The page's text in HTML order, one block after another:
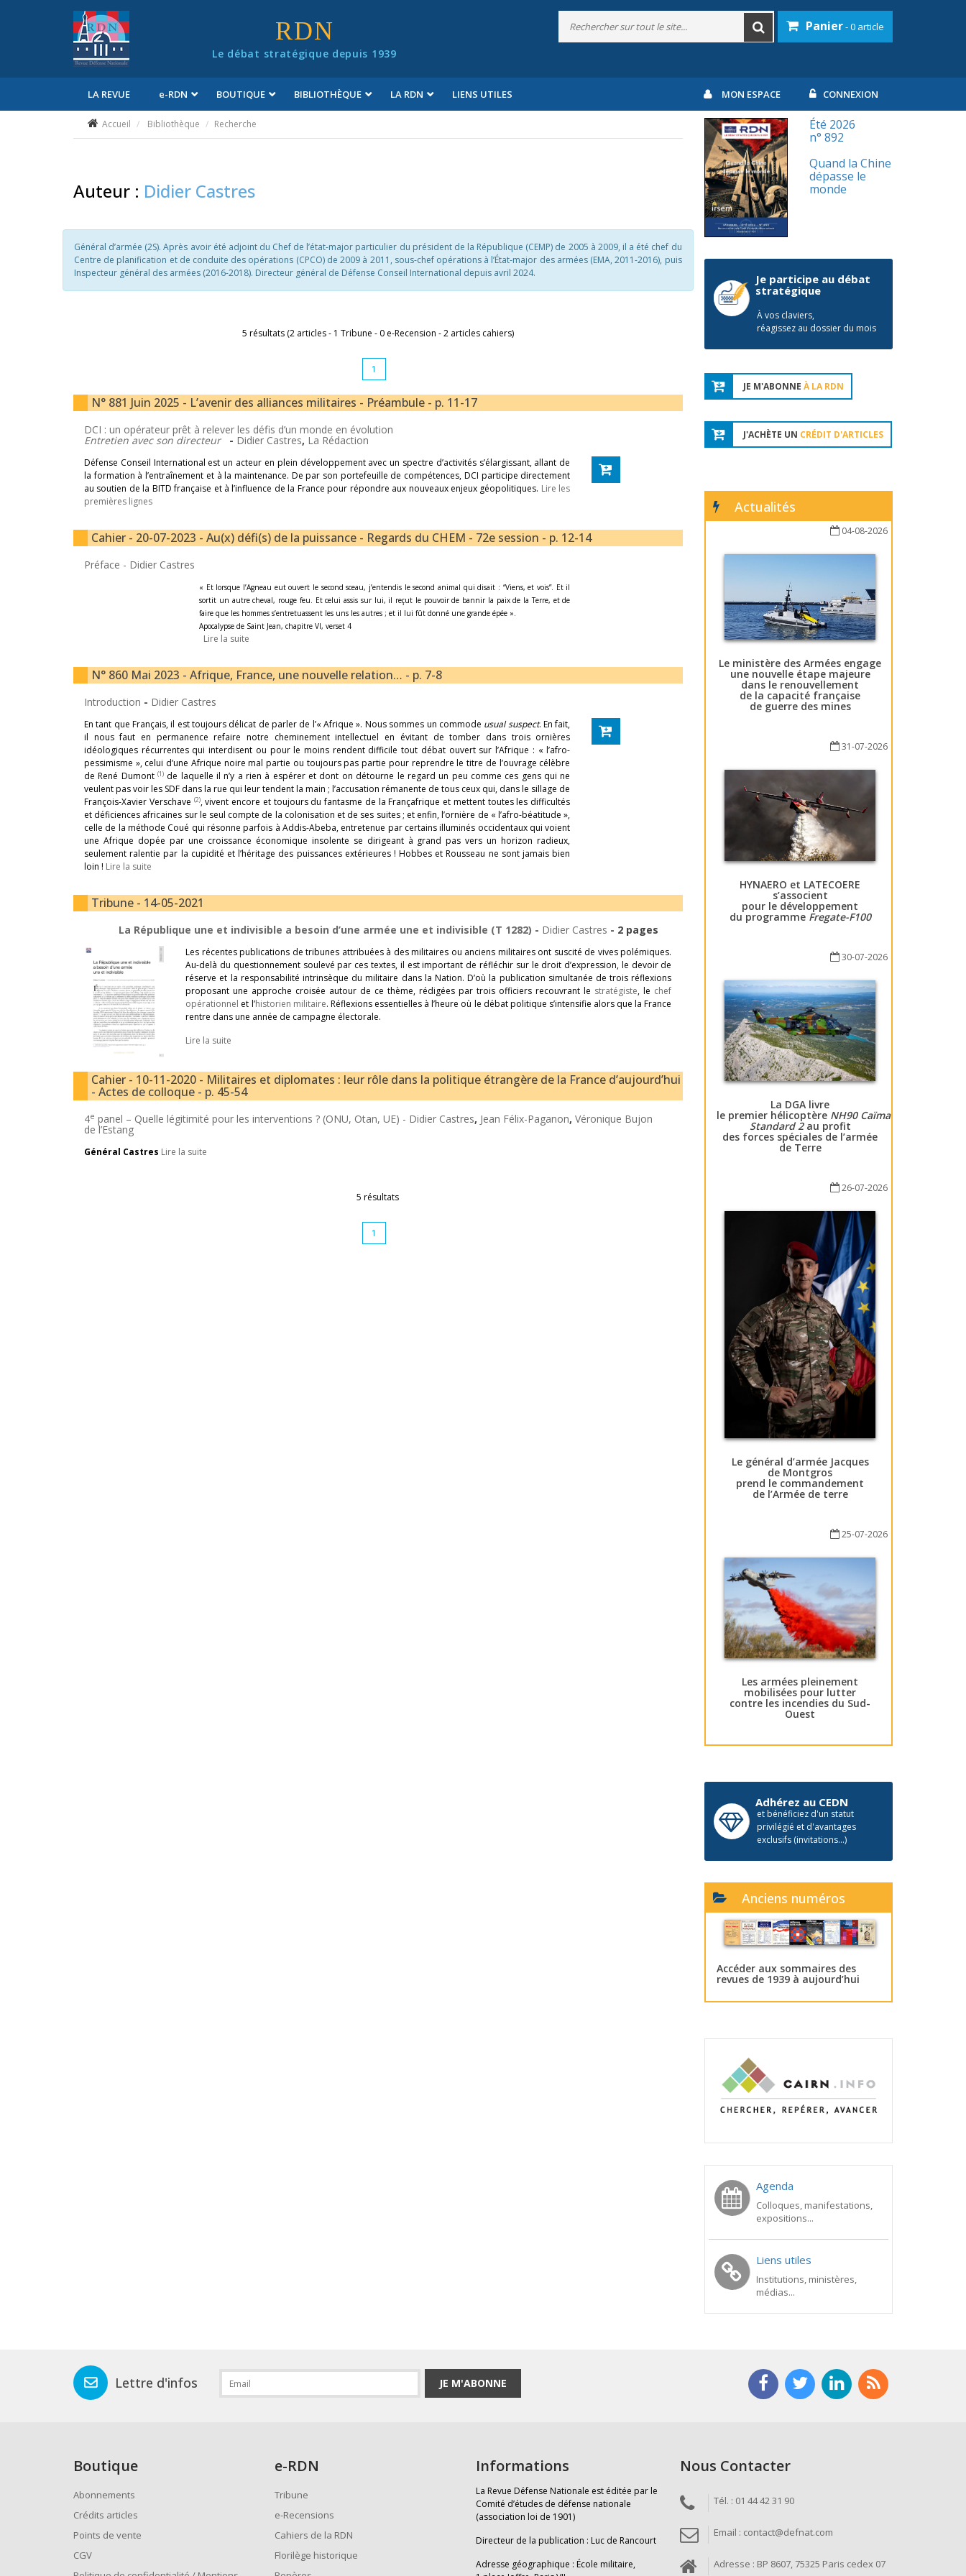
RDN
Le débat stratégique depuis 1939
Panier- 0 article
LA REVUE e-RDN BOUTIQUE BIBLIOTHÈQUE LA RDN LIENS UTILES MON ESPACE CONNEXION
Accueil Bibliothèque Recherche
Auteur : Didier Castres
Général d’armée (2S). Après avoir été adjoint du Chef de l’état-major particulier du président de la République (CEMP) de 2005 à 2009, il a été chef du
Centre de planification et de conduite des opérations (CPCO) de 2009 à 2011, sous-chef opérations à l’État-major des armées (EMA, 2011-2016), puis
Inspecteur général des armées (2016-2018). Directeur général de Défense Conseil International depuis avril 2024.
5 résultats (2 articles - 1 Tribune - 0 e-Recension - 2 articles cahiers)
1
N° 881 Juin 2025 - L’avenir des alliances militaires - Préambule - p. 11-17
DCI : un opérateur prêt à relever les défis d’un monde en évolution
Entretien avec son directeur - Didier Castres, La Rédaction
Défense Conseil International est un acteur en plein développement avec un spectre d’activités s’élargissant, allant de
la formation à l’entraînement et à la maintenance. De par son portefeuille de compétences, DCI participe directement
au soutien de la BITD française et à l’influence de la France pour répondre aux nouveaux enjeux géopolitiques. Lire les
premières lignes
Cahier - 20-07-2023 - Au(x) défi(s) de la puissance - Regards du CHEM - 72e session - p. 12-14
Préface - Didier Castres
« Et lorsque l’Agneau eut ouvert le second sceau, j’entendis le second animal qui disait : “Viens, et vois”. Et il
sortit un autre cheval, rouge feu. Et celui assis sur lui, il reçut le pouvoir de bannir la paix de la Terre, et de
faire que les hommes s’entretuassent les uns les autres ; et il lui fût donné une grande épée ».
Apocalypse de Saint Jean, chapitre VI, verset 4
Lire la suite
N° 860 Mai 2023 - Afrique, France, une nouvelle relation… - p. 7-8
Introduction - Didier Castres
En tant que Français, il est toujours délicat de parler de l’« Afrique ». Nous sommes un commode usual suspect. En fait,
il nous faut en permanence refaire notre cheminement intellectuel en évitant de tomber dans trois ornières
idéologiques récurrentes qui interdisent ou pour le moins rendent difficile tout débat ouvert sur l’Afrique : « l’afro-
pessimisme », celui d’une Afrique noire mal partie ou toujours pas partie pour reprendre le titre de l’ouvrage célèbre
de René Dumont(1) de laquelle il n’y a rien à espérer et dont on détourne le regard un peu comme ces gens qui ne
veulent pas voir les SDF dans la rue qui leur tendent la main ; l’accusation rémanente de tous ceux qui, dans le sillage de
François-Xavier Verschave (2), vivent encore et toujours du fantasme de la Françafrique et mettent toutes les difficultés
et déficiences africaines sur le seul compte de la colonisation et de ses suites ; et enfin, l’ornière de « l’afro-béatitude »,
celle de la méthode Coué qui résonne parfois à Addis-Abeba, entretenue par certains illuminés occidentaux qui voient
une Afrique dopée par une croissance économique insolente se dirigeant à grand pas vers un horizon radieux,
seulement ralentie par la cupidité et l’héritage des puissances extérieures ! Hobbes et Rousseau ne sont jamais bien
loin ! Lire la suite
Tribune - 14-05-2021
La République une et indivisible a besoin d’une armée une et indivisible (T 1282) - Didier Castres - 2 pages
Les récentes publications de tribunes attribuées à des militaires ou anciens militaires ont suscité de vives polémiques.
Au-delà du questionnement soulevé par ces textes, il est important de réfléchir sur le droit d’expression, le devoir de
réserve et la responsabilité intrinsèque du militaire dans la Nation. D’où la publication simultanée de trois réflexions
proposant une approche croisée autour de ce thème, rédigées par trois officiers recouvrant le stratégiste, le chef
opérationnel et l’historien militaire. Réflexions essentielles à l’heure où le débat politique s’intensifie alors que la France
rentre dans une année de campagne électorale.
Lire la suite
Cahier - 10-11-2020 - Militaires et diplomates : leur rôle dans la politique étrangère de la France d’aujourd’hui
- Actes de colloque - p. 45-54
4e panel – Quelle légitimité pour les interventions ? (ONU, Otan, UE) - Didier Castres, Jean Félix-Paganon, Véronique Bujon
de l’Estang
Général Castres Lire la suite
5 résultats
1
Été 2026
n° 892
Quand la Chine
dépasse le
monde
Je participe au débat
stratégique
À vos claviers,
réagissez au dossier du mois
JE M'ABONNE À LA RDN
J'ACHÈTE UN CRÉDIT D'ARTICLES
Actualités
04-08-2026
Le ministère des Armées engage
une nouvelle étape majeure
dans le renouvellement
de la capacité française
de guerre des mines
31-07-2026
HYNAERO et LATECOERE
s’associent
pour le développement
du programme Fregate-F100
30-07-2026
La DGA livre
le premier hélicoptère NH90 Caïman
Standard 2au profit
des forces spéciales de l’armée
de Terre
26-07-2026
Le général d’armée Jacques
de Montgros
prend le commandement
de l’Armée de terre
25-07-2026
Les armées pleinement
mobilisées pour lutter
contre les incendies du Sud-
Ouest
Adhérez au CEDN
et bénéficiez d'un statut
privilégié et d'avantages
exclusifs (invitations...)
Anciens numéros
Accéder aux sommaires des
revues de 1939 à aujourd’hui
Agenda
Colloques, manifestations,
expositions...
Liens utiles
Institutions, ministères,
médias...
Lettre d'infos JE M'ABONNE
Boutique
Abonnements
Crédits articles
Points de vente
CGV
e-RDN
Tribune
e-Recensions
Cahiers de la RDN
Florilège historique
Informations
La Revue Défense Nationale est éditée par le
Comité d’études de défense nationale
(association loi de 1901)
Directeur de la publication : Luc de Rancourt
Adresse géographique : École militaire,
Nous Contacter
Tél. : 01 44 42 31 90
Email : contact@defnat.com
Adresse : BP 8607, 75325 Paris cedex 07